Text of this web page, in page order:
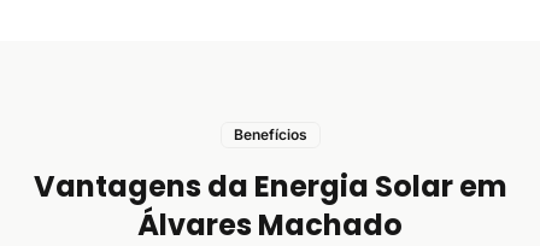
Benefícios
Vantagens da Energia Solar em
Álvares Machado